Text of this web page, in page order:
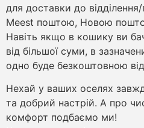
для доставки до
Meest поштою, Новою
Навіть якщо в кошику ви
від більшої суми, в
одно буде безкоштовною
Нехай у ваших оселях
та добрий настрій. А про
комфорт подбаємо ми!